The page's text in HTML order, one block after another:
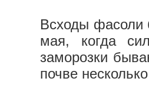
Всходы фасоли
мая, когда
заморозки
почве